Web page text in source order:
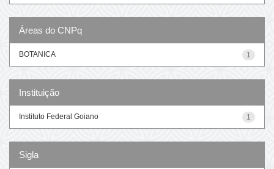
Áreas do CNPq
1
BOTANICA
Instituição
1
Instituto Federal Goiano
Sigla